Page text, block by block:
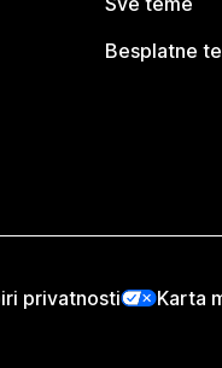
Besplatne
privatnosti Karta